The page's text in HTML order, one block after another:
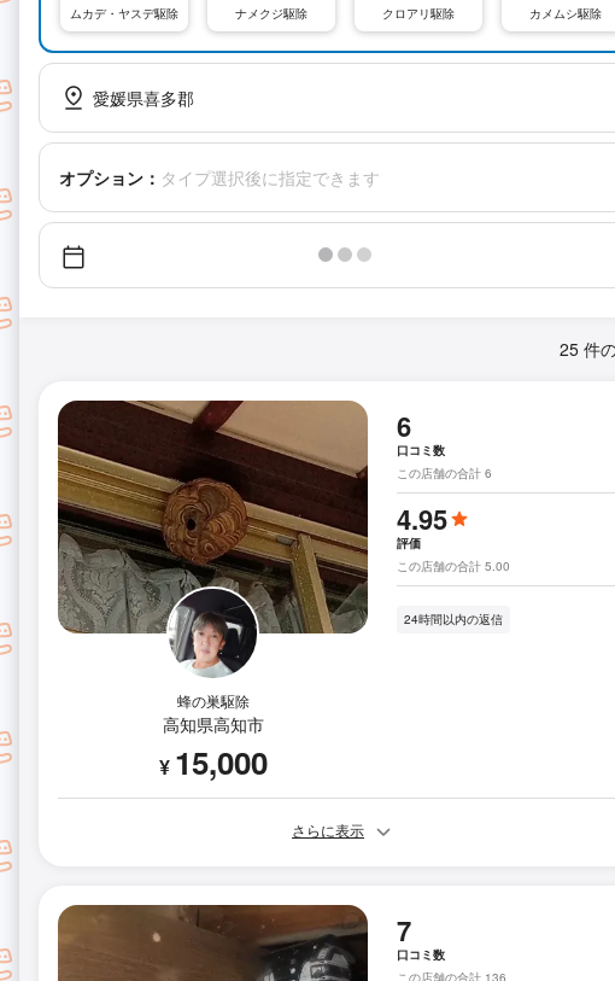
ムカデ・ヤスデ駆除 ナメクジ駆除 クロアリ駆除 カメムシ駆除
愛媛県喜多郡
オプション： タイプ選択後に指定できます
25 件
蜂の巣駆除
高知県高知市
¥ 15,000
6
口コミ数
この店舗の合計 6
4.95
評価
この店舗の合計 5.00
24時間以内の返信
さらに表示
7
口コミ数
この店舗の合計 136